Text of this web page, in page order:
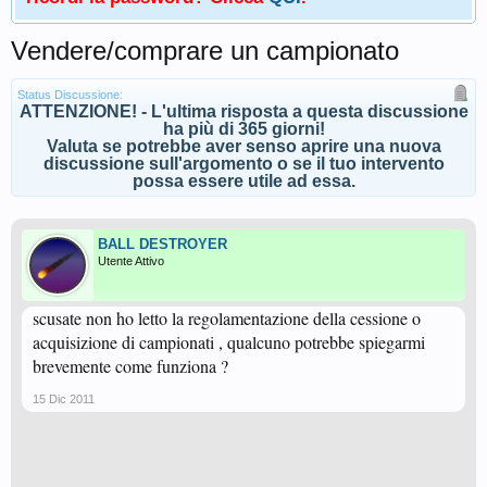
Vendere/comprare un campionato
Status Discussione:
ATTENZIONE! - L'ultima risposta a questa discussione
ha più di 365 giorni!
Valuta se potrebbe aver senso aprire una nuova
discussione sull'argomento o se il tuo intervento
possa essere utile ad essa.
BALL DESTROYER
Utente Attivo
scusate non ho letto la regolamentazione della cessione o
acquisizione di campionati , qualcuno potrebbe spiegarmi
brevemente come funziona ?
15 Dic 2011